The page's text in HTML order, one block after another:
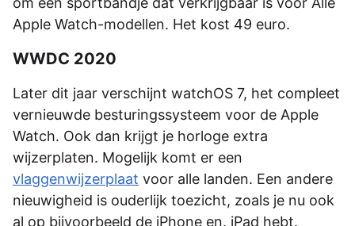
Apple Watch-modellen. Het kost 49 euro.
WWDC 2020
Later dit jaar verschijnt watchOS 7, het compleet
vernieuwde besturingssysteem voor de Apple
Watch. Ook dan krijgt je horloge extra
wijzerplaten. Mogelijk komt er een
vlaggenwijzerplaat voor alle landen. Een andere
nieuwigheid is ouderlijk toezicht, zoals je nu ook
al op bijvoorbeeld de iPhone en. iPad hebt.